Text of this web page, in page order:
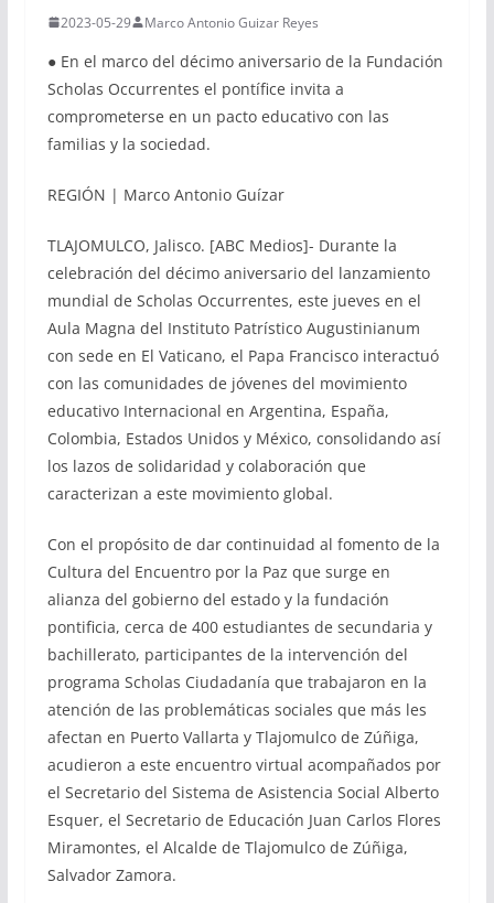
2023-05-29 Marco Antonio Guizar Reyes
● En el marco del décimo aniversario de la Fundación
Scholas Occurrentes el pontífice invita a
comprometerse en un pacto educativo con las
familias y la sociedad.
REGIÓN | Marco Antonio Guízar
TLAJOMULCO, Jalisco. [ABC Medios]- Durante la
celebración del décimo aniversario del lanzamiento
mundial de Scholas Occurrentes, este jueves en el
Aula Magna del Instituto Patrístico Augustinianum
con sede en El Vaticano, el Papa Francisco interactuó
con las comunidades de jóvenes del movimiento
educativo Internacional en Argentina, España,
Colombia, Estados Unidos y México, consolidando así
los lazos de solidaridad y colaboración que
caracterizan a este movimiento global.
Con el propósito de dar continuidad al fomento de la
Cultura del Encuentro por la Paz que surge en
alianza del gobierno del estado y la fundación
pontificia, cerca de 400 estudiantes de secundaria y
bachillerato, participantes de la intervención del
programa Scholas Ciudadanía que trabajaron en la
atención de las problemáticas sociales que más les
afectan en Puerto Vallarta y Tlajomulco de Zúñiga,
acudieron a este encuentro virtual acompañados por
el Secretario del Sistema de Asistencia Social Alberto
Esquer, el Secretario de Educación Juan Carlos Flores
Miramontes, el Alcalde de Tlajomulco de Zúñiga,
Salvador Zamora.